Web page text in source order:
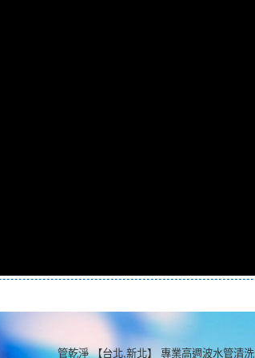
管乾淨 【台北,新北】 專業高週波水管清洗